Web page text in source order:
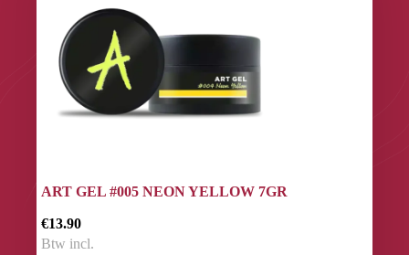
ART GEL #005 NEON YELLOW 7GR
€13.90
Btw incl.